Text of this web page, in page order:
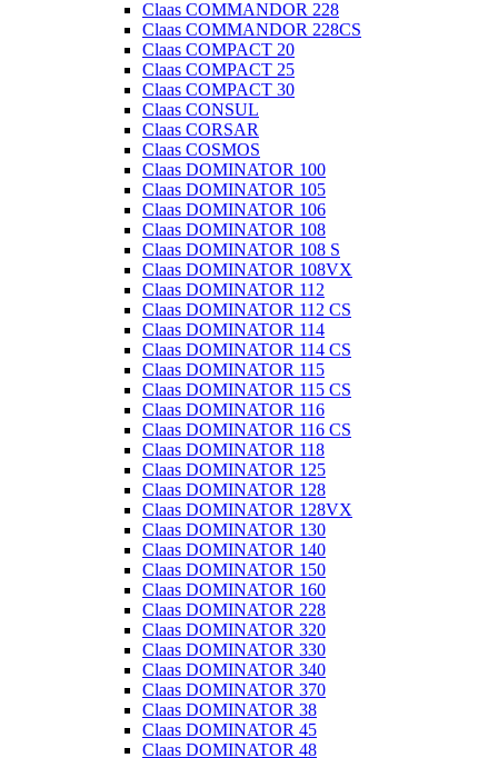
Claas COMMANDOR 228
Claas COMMANDOR 228CS
Claas COMPACT 20
Claas COMPACT 25
Claas COMPACT 30
Claas CONSUL
Claas CORSAR
Claas COSMOS
Claas DOMINATOR 100
Claas DOMINATOR 105
Claas DOMINATOR 106
Claas DOMINATOR 108
Claas DOMINATOR 108 S
Claas DOMINATOR 108VX
Claas DOMINATOR 112
Claas DOMINATOR 112 CS
Claas DOMINATOR 114
Claas DOMINATOR 114 CS
Claas DOMINATOR 115
Claas DOMINATOR 115 CS
Claas DOMINATOR 116
Claas DOMINATOR 116 CS
Claas DOMINATOR 118
Claas DOMINATOR 125
Claas DOMINATOR 128
Claas DOMINATOR 128VX
Claas DOMINATOR 130
Claas DOMINATOR 140
Claas DOMINATOR 150
Claas DOMINATOR 160
Claas DOMINATOR 228
Claas DOMINATOR 320
Claas DOMINATOR 330
Claas DOMINATOR 340
Claas DOMINATOR 370
Claas DOMINATOR 38
Claas DOMINATOR 45
Claas DOMINATOR 48